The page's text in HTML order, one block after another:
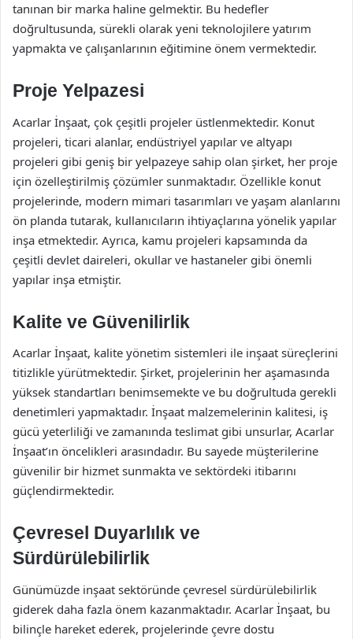
tanınan bir marka haline gelmektir. Bu hedefler
doğrultusunda, sürekli olarak yeni teknolojilere yatırım
yapmakta ve çalışanlarının eğitimine önem vermektedir.
Proje Yelpazesi
Acarlar İnşaat, çok çeşitli projeler üstlenmektedir. Konut
projeleri, ticari alanlar, endüstriyel yapılar ve altyapı
projeleri gibi geniş bir yelpazeye sahip olan şirket, her proje
için özelleştirilmiş çözümler sunmaktadır. Özellikle konut
projelerinde, modern mimari tasarımları ve yaşam alanlarını
ön planda tutarak, kullanıcıların ihtiyaçlarına yönelik yapılar
inşa etmektedir. Ayrıca, kamu projeleri kapsamında da
çeşitli devlet daireleri, okullar ve hastaneler gibi önemli
yapılar inşa etmiştir.
Kalite ve Güvenilirlik
Acarlar İnşaat, kalite yönetim sistemleri ile inşaat süreçlerini
titizlikle yürütmektedir. Şirket, projelerinin her aşamasında
yüksek standartları benimsemekte ve bu doğrultuda gerekli
denetimleri yapmaktadır. İnşaat malzemelerinin kalitesi, iş
gücü yeterliliği ve zamanında teslimat gibi unsurlar, Acarlar
İnşaat’ın öncelikleri arasındadır. Bu sayede müşterilerine
güvenilir bir hizmet sunmakta ve sektördeki itibarını
güçlendirmektedir.
Çevresel Duyarlılık ve
Sürdürülebilirlik
Günümüzde inşaat sektöründe çevresel sürdürülebilirlik
giderek daha fazla önem kazanmaktadır. Acarlar İnşaat, bu
bilinçle hareket ederek, projelerinde çevre dostu